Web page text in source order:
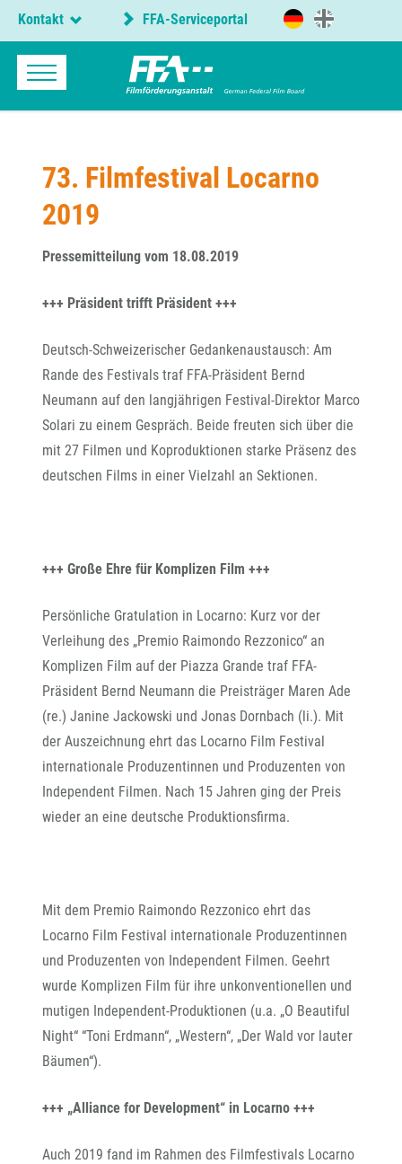
Kontakt FFA-Serviceportal
73. Filmfestival Locarno
2019
Pressemitteilung vom 18.08.2019
+++ Präsident trifft Präsident +++
Deutsch-Schweizerischer Gedankenaustausch: Am
Rande des Festivals traf FFA-Präsident Bernd
Neumann auf den langjährigen Festival-Direktor Marco
Solari zu einem Gespräch. Beide freuten sich über die
mit 27 Filmen und Koproduktionen starke Präsenz des
deutschen Films in einer Vielzahl an Sektionen.
+++ Große Ehre für Komplizen Film +++
Persönliche Gratulation in Locarno: Kurz vor der
Verleihung des „Premio Raimondo Rezzonico“ an
Komplizen Film auf der Piazza Grande traf FFA-
Präsident Bernd Neumann die Preisträger Maren Ade
(re.) Janine Jackowski und Jonas Dornbach (li.). Mit
der Auszeichnung ehrt das Locarno Film Festival
internationale Produzentinnen und Produzenten von
Independent Filmen. Nach 15 Jahren ging der Preis
wieder an eine deutsche Produktionsfirma.
Mit dem Premio Raimondo Rezzonico ehrt das
Locarno Film Festival internationale Produzentinnen
und Produzenten von Independent Filmen. Geehrt
wurde Komplizen Film für ihre unkonventionellen und
mutigen Independent-Produktionen (u.a. „O Beautiful
Night“ “Toni Erdmann“, „Western“, „Der Wald vor lauter
Bäumen“).
+++ „Alliance for Development“ in Locarno +++
Auch 2019 fand im Rahmen des Filmfestivals Locarno